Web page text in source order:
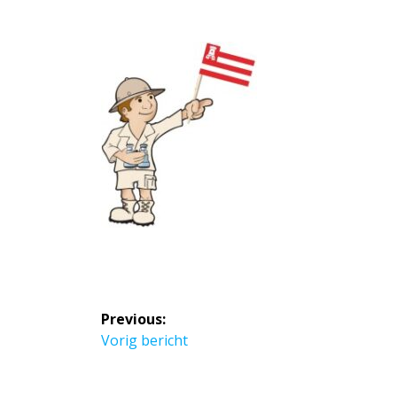
Bericht
navigatie
Previous:
Previous
Vorig bericht